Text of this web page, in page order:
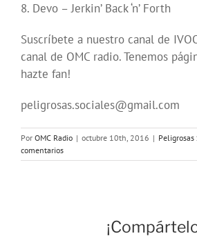
8. Devo – Jerkin’ Back ‘n’ Forth
Suscríbete a nuestro canal de
canal de OMC radio. Tenemos
hazte fan!
peligrosas.sociales@gmail.com
Por OMC Radio | octubre 10th, 2016 | Peligrosas
comentarios